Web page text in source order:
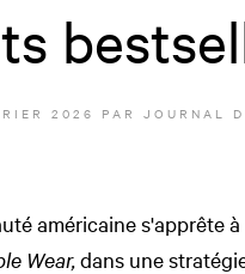
2026 PAR JOURNAL
américaine s'apprête
Wear, dans une